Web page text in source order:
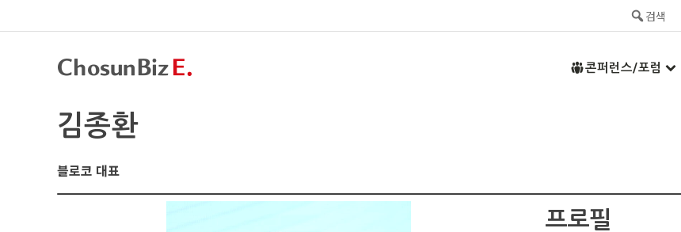
검색
콘퍼런스/포럼
김종환
블로코 대표
프로필